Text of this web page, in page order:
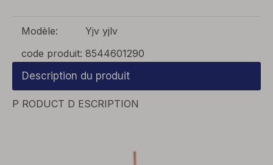
Modèle:
Yjv yjlv
code produit: 8544601290
Description du produit
P RODUCT D ESCRIPTION